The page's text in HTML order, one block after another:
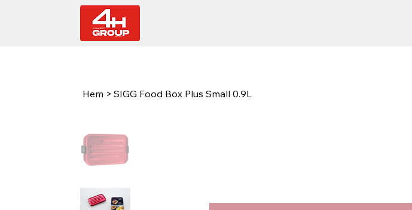
Hem > SIGG Food Box Plus Small 0.9L